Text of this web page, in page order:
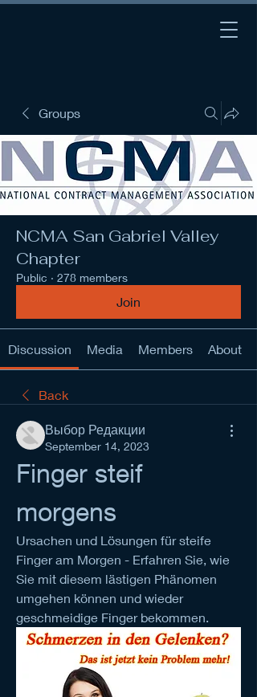
Groups
NCMA San Gabriel Valley
Chapter
Public · 278 members
Join
Discussion Media Members About
Back
Выбор Редакции
September 14, 2023
Finger steif
morgens
Ursachen und Lösungen für steife
Finger am Morgen - Erfahren Sie, wie
Sie mit diesem lästigen Phänomen
umgehen können und wieder
geschmeidige Finger bekommen.